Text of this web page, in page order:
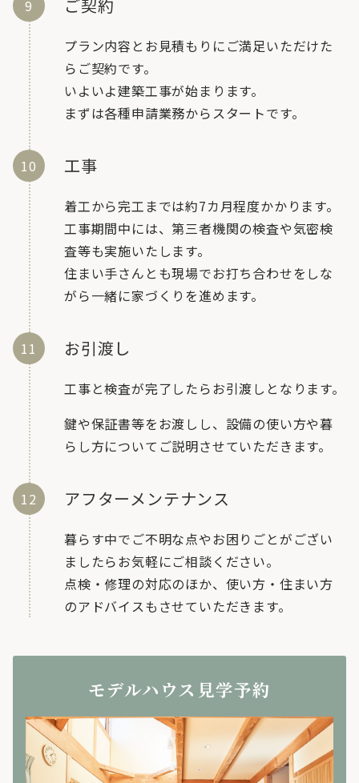
ご契約
プラン内容とお見積もりにご満足いただけた
らご契約です。
いよいよ建築工事が始まります。
まずは各種申請業務からスタートです。
工事
着工から完工までは約7カ月程度かかります。
工事期間中には、第三者機関の検査や気密検
査等も実施いたします。
住まい手さんとも現場でお打ち合わせをしな
がら一緒に家づくりを進めます。
お引渡し
工事と検査が完了したらお引渡しとなります。
鍵や保証書等をお渡しし、設備の使い方や暮
らし方についてご説明させていただきます。
アフターメンテナンス
暮らす中でご不明な点やお困りごとがござい
ましたらお気軽にご相談ください。
点検・修理の対応のほか、使い方・住まい方
のアドバイスもさせていただきます。
モデルハウス見学予約